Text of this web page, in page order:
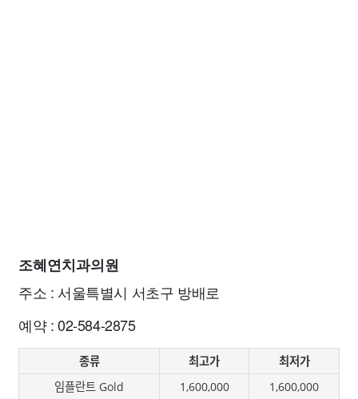
조혜연치과의원
주소 : 서울특별시 서초구 방배로
예약 : 02-584-2875
종류 최고가
최저가
임플란트 Gold
1,600,000
1,600,000